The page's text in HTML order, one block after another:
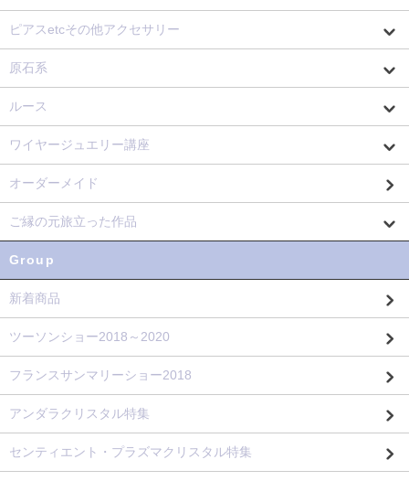
ピアスetcその他アクセサリー
原石系
ルース
ワイヤージュエリー講座
オーダーメイド
ご縁の元旅立った作品
Group
新着商品
ツーソンショー2018～2020
フランスサンマリーショー2018
アンダラクリスタル特集
センティエント・プラズマクリスタル特集